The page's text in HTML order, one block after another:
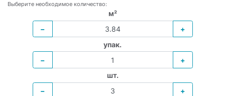
Выберите необходимое количество:
м²
−
+
упак.
−
+
шт.
−
+